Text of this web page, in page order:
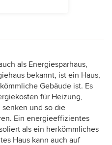
als Energiesparhaus,
bekannt, ist ein Haus,
Gebäude ist. Es
für Heizung,
und so die
Ein energieeffizientes
als ein herkömmliches
Haus kann auch auf